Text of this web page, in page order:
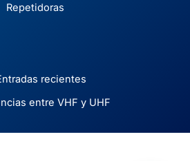
Repetidoras
recientes
entre VHF y UHF